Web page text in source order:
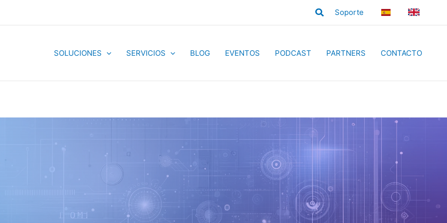
BuscarSoporte
ES
EN
SOLUCIONES SERVICIOS BLOG EVENTOS PODCAST PARTNERS CONTACTO